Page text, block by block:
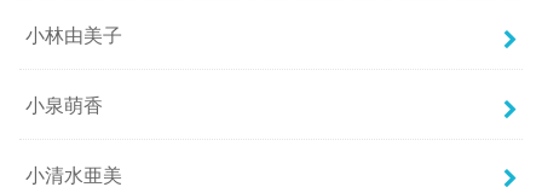
小林由美子
小泉萌香
小清水亜美